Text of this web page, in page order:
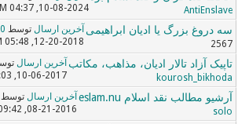
AntiEnslave
10-08-2024, 04:37 PM
سه دروغ بزرگ یا ادیان ابراهیمی
2567
آخرین ارسال توسط
12-20-2018, 05:48 AM
تاپیک آزاد تالار ادیان، مذاهب، مکاتب
kourosh_bikhoda
آخرین ارسال
10-06-2017, 07:03 PM
آرشیو مطالب نقد اسلام eslam.nu
solo
آخرین ارسال توسط
08-21-2016, 09:42 AM